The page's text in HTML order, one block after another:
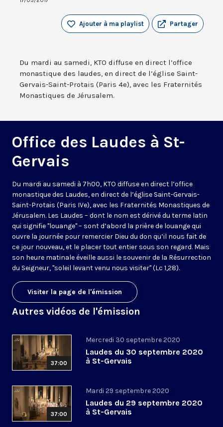
Partager
Ajouter à ma playlist
Du mardi au samedi, KTO diffuse en direct l’office
monastique des laudes, en direct de l’église Saint-
Gervais-Saint-Protais (Paris 4e), avec les Fraternités
Monastiques de Jérusalem.
Office des Laudes à St-
Gervais
Du mardi au samedi à 7h00, KTO diffuse en direct l’office
monastique des Laudes, en direct de l’église Saint-Gervais-
Saint-Protais (Paris IVe), avec les Fraternités Monastiques de
Jérusalem. Les Laudes – dont le nom est dérivé du terme latin
qui signifie "louange" – sont d’abord la prière de louange qui
ouvre la journée pour remercier Dieu du don qu’il nous fait de
ce jour nouveau, et le placer tout entier sous son regard. Mais
son heure matinale éveille aussi le souvenir de la Résurrection
du Seigneur, "soleil levant venu nous visiter" (Lc 1,28).
Visiter la page de l'émission
Autres vidéos de l'émission
37:00
Mercredi 30 septembre 2020
Laudes du 30 septembre 2020
à St-Gervais
37:00
Mardi 29 septembre 2020
Laudes du 29 septembre 2020
à St-Gervais